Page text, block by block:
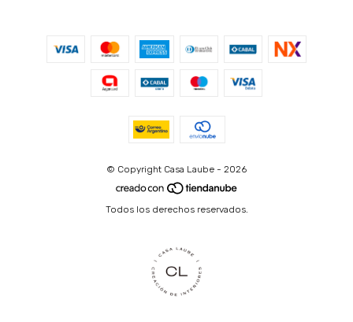
© Copyright Casa Laube - 2026
Todos los derechos reservados.